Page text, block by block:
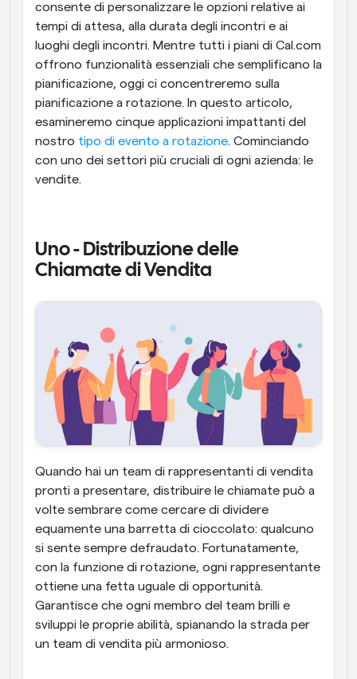
consente di personalizzare le opzioni relative ai
tempi di attesa, alla durata degli incontri e ai
luoghi degli incontri. Mentre tutti i piani di Cal.com
offrono funzionalità essenziali che semplificano la
pianificazione, oggi ci concentreremo sulla
pianificazione a rotazione. In questo articolo,
esamineremo cinque applicazioni impattanti del
nostro tipo di evento a rotazione. Cominciando
con uno dei settori più cruciali di ogni azienda: le
vendite.
Uno - Distribuzione delle
Chiamate di Vendita
Quando hai un team di rappresentanti di vendita
pronti a presentare, distribuire le chiamate può a
volte sembrare come cercare di dividere
equamente una barretta di cioccolato: qualcuno
si sente sempre defraudato. Fortunatamente,
con la funzione di rotazione, ogni rappresentante
ottiene una fetta uguale di opportunità.
Garantisce che ogni membro del team brilli e
sviluppi le proprie abilità, spianando la strada per
un team di vendita più armonioso.